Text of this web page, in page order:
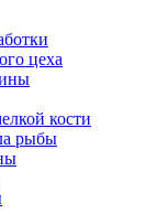
цеха
кости
рыбы